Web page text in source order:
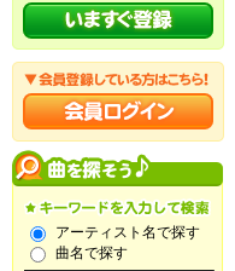
アーティスト名で探す
曲名で探す